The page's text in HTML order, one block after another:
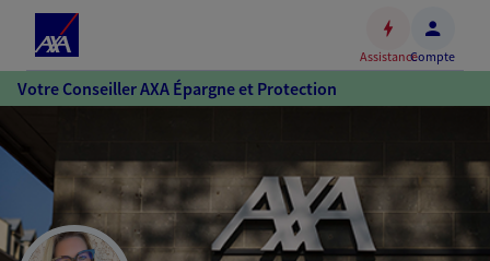
Accéder
au
Accéder
au
pied
de
AssistanceCompte
Votre Conseiller AXA Épargne et Protection